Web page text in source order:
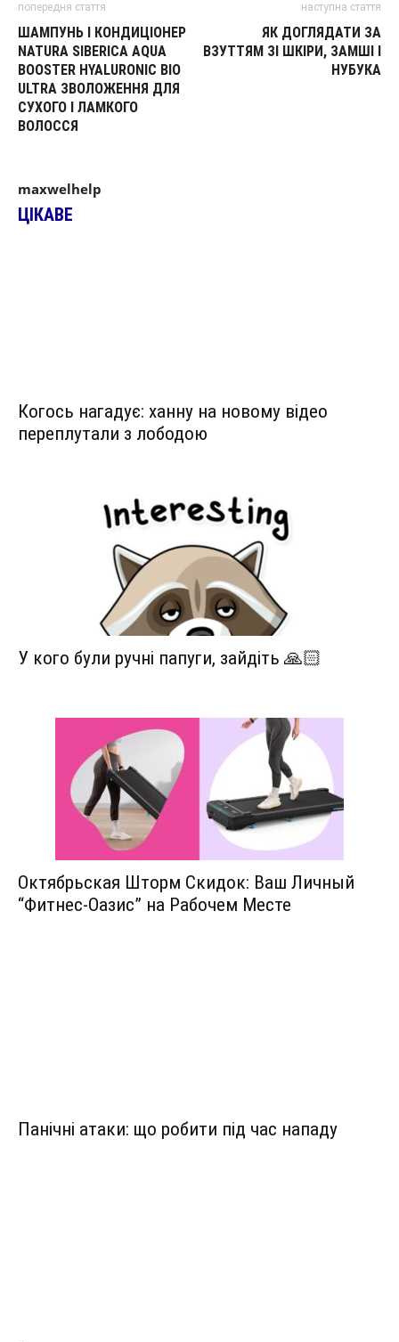
попередня стаття
ШАМПУНЬ І КОНДИЦІОНЕР
NATURA SIBERICA AQUA
BOOSTER HYALURONIC BIO
ULTRA ЗВОЛОЖЕННЯ ДЛЯ
СУХОГО І ЛАМКОГО
ВОЛОССЯ
наступна стаття
ЯК ДОГЛЯДАТИ ЗА
ВЗУТТЯМ ЗІ ШКІРИ, ЗАМШІ І
НУБУКА
maxwelhelp
ЦІКАВЕ
Когось нагадує: ханну на новому відео
переплутали з лободою
У кого були ручні папуги, зайдіть 🙏🏻
Октябрьская Шторм Скидок: Ваш Личный
“Фитнес-Оазис” на Рабочем Месте
Панічні атаки: що робити під час нападу